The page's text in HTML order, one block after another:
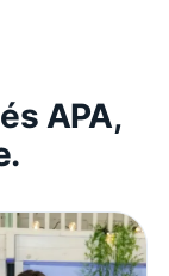
APA,